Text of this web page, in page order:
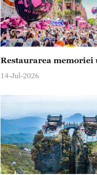
Restaurarea memoriei
14-Jul-2026